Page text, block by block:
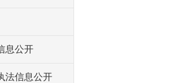
息公开
法信息公开